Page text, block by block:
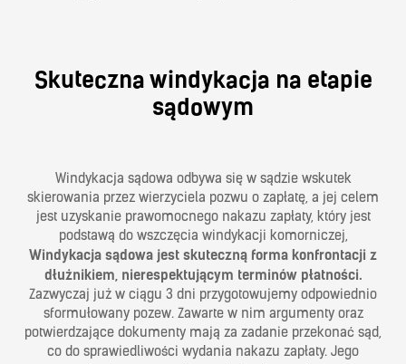
Skuteczna windykacja na etapie
sądowym
Windykacja sądowa odbywa się w sądzie wskutek
skierowania przez wierzyciela pozwu o zapłatę, a jej celem
jest uzyskanie prawomocnego nakazu zapłaty, który jest
podstawą do wszczęcia windykacji komorniczej,
Windykacja sądowa jest skuteczną forma konfrontacji z
dłużnikiem, nierespektującym terminów płatności.
Zazwyczaj już w ciągu 3 dni przygotowujemy odpowiednio
sformułowany pozew. Zawarte w nim argumenty oraz
potwierdzające dokumenty mają za zadanie przekonać sąd,
co do sprawiedliwości wydania nakazu zapłaty. Jego